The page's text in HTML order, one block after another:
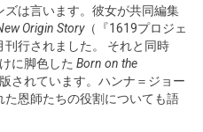
は言います。彼女が共同編集
Origin Story（『1619プロジェ
行されました。 それと同時
に脚色した Born on the
されています。ハンナ＝ジョー
恩師たちの役割についても語